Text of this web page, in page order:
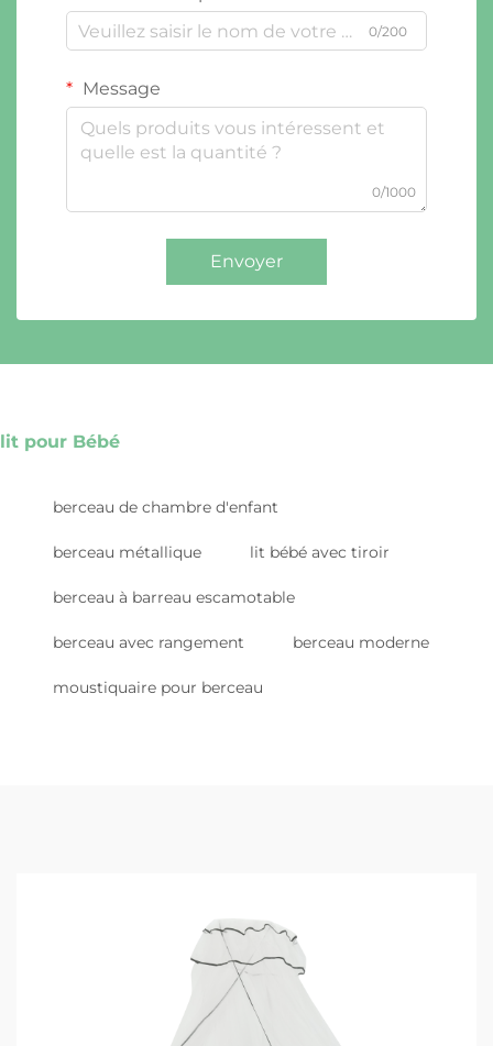
0/200
Message
0/1000
Envoyer
lit pour Bébé
berceau de chambre d'enfant
berceau métallique lit bébé avec tiroir
berceau à barreau escamotable
berceau avec rangement berceau moderne
moustiquaire pour berceau